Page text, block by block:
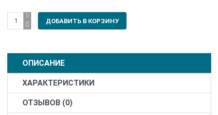
ОПИСАНИЕ
ХАРАКТЕРИСТИКИ
ОТЗЫВОВ (0)